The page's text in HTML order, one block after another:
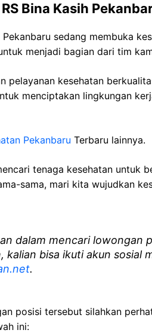
Bina Kasih
Pekanbaru sedang membuka
menjadi bagian dari tim
pelayanan kesehatan
menciptakan lingkungan
Pekanbaru Terbaru lainnya.
tenaga kesehatan untuk
sama, mari kita wujudkan
dalam mencari lowongan
kalian bisa ikuti akun sosial
.
posisi tersebut silahkan
ini: